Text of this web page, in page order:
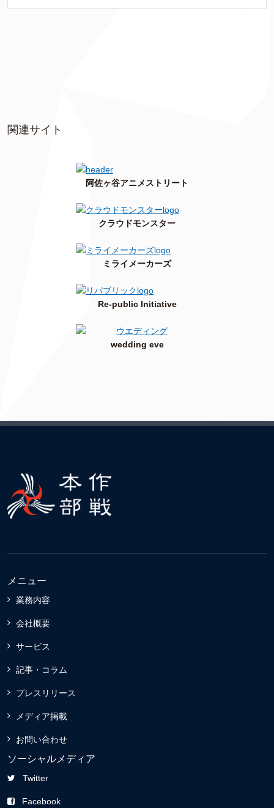
関連サイト
阿佐ヶ谷アニメストリート
クラウドモンスター
ミライメーカーズ
Re-public Initiative
wedding eve
メニュー
業務内容
会社概要
サービス
記事・コラム
プレスリリース
メディア掲載
お問い合わせ
ソーシャルメディア
Twitter
Facebook